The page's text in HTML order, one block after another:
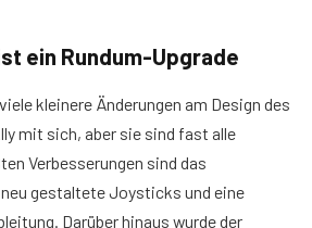
ein Rundum-Upgrade
kleinere Änderungen am Design des
mit sich, aber sie sind fast alle
Verbesserungen sind das
gestaltete Joysticks und eine
Darüber hinaus wurde der